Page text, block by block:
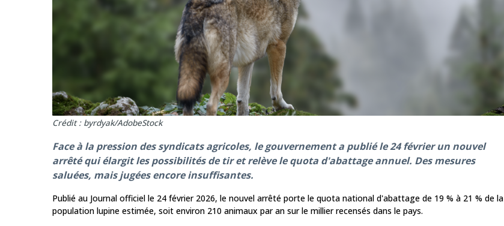
Crédit : byrdyak/AdobeStock
Face à la pression des syndicats agricoles, le gouvernement a publié le 24 février un nouvel
arrêté qui élargit les possibilités de tir et relève le quota d'abattage annuel. Des mesures
saluées, mais jugées encore insuffisantes.
Publié au Journal officiel le 24 février 2026, le nouvel arrêté porte le quota national d'abattage de 19 % à 21 % de la
population lupine estimée, soit environ 210 animaux par an sur le millier recensés dans le pays.